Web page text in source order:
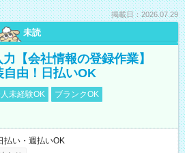
掲載日：2026.07.29
未読
【会社情報の登録作業】
由！日払いOK
未経験OK
ブランクOK
い・週払いOK